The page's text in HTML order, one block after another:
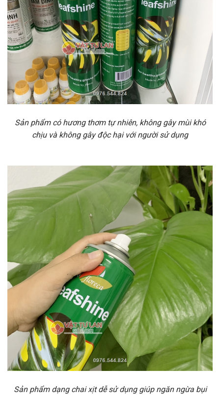
Sản phẩm có hương thơm tự nhiên, không gây mùi khó
chịu và không gây độc hại với người sử dụng
Sản phẩm dạng chai xịt dễ sử dụng giúp ngăn ngừa bụi